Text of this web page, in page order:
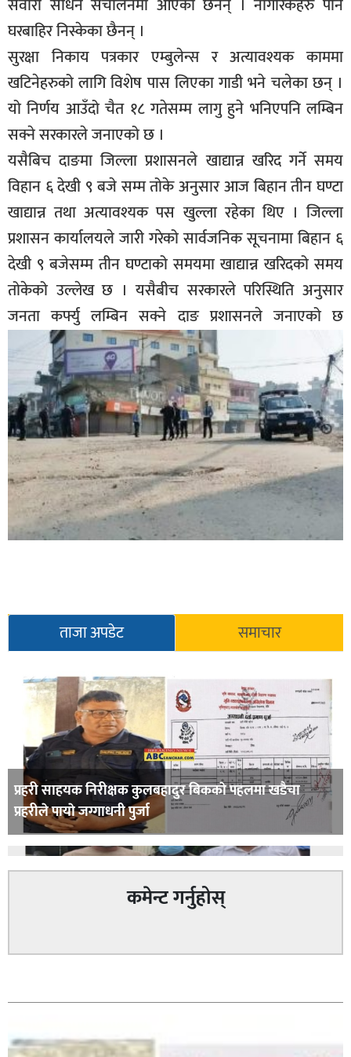
सूचना-
प्रवधि
सवारी साधन संचालनमा आएका छैनन् । नागरिकहरु पनि
घरबाहिर निस्केका छैनन् ।
सुरक्षा निकाय पत्रकार एम्बुलेन्स र अत्यावश्यक काममा
खटिनेहरुको लागि विशेष पास लिएका गाडी भने चलेका छन् ।
यो निर्णय आउँदो चैत १८ गतेसम्म लागु हुने भनिएपनि लम्बिन
सक्ने सरकारले जनाएको छ ।
यसैबिच दाङमा जिल्ला प्रशासनले खाद्यान्न खरिद गर्ने समय
विहान ६ देखी ९ बजे सम्म तोके अनुसार आज बिहान तीन घण्टा
खाद्यान्न तथा अत्यावश्यक पस खुल्ला रहेका थिए । जिल्ला
प्रशासन कार्यालयले जारी गरेको सार्वजनिक सूचनामा बिहान ६
देखी ९ बजेसम्म तीन घण्टाको समयमा खाद्यान्न खरिदको समय
तोकेको उल्लेख छ । यसैबीच सरकारले परिस्थिति अनुसार
जनता कर्फ्यु लम्बिन सक्ने दाङ प्रशासनले जनाएको छ
ताजा अपडेट समाचार
प्रहरी साहयक निरीक्षक कुलबहादुर बिककाे पहलमा खडैचा
प्रहरीले पायाे जग्गाधनी पुर्जा
कमेन्ट गर्नुहोस्